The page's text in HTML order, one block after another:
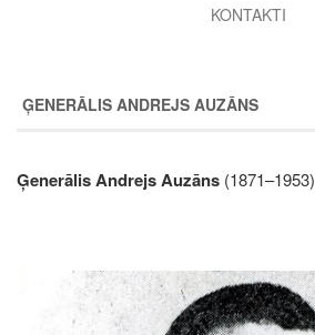
KONTAKTI
ĢENERĀLIS ANDREJS AUZĀNS
Ģenerālis Andrejs Auzāns (1871–1953)